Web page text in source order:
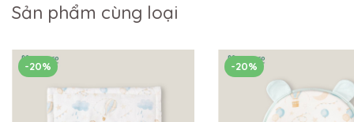
Sản phẩm cùng loại
-20% -20%